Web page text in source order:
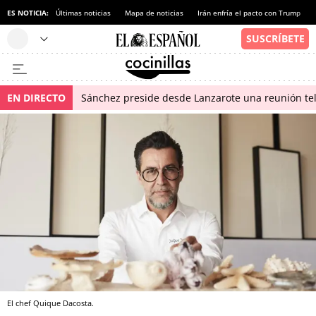
ES NOTICIA: Últimas noticias Mapa de noticias Irán enfría el pacto con Trump
EN DIRECTO Sánchez preside desde Lanzarote una reunión
El chef Quique Dacosta.